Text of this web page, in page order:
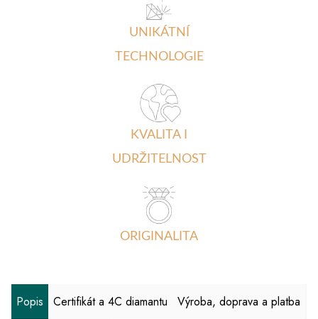
UNIKÁTNÍ
TECHNOLOGIE
KVALITA I
UDRŽITELNOST
ORIGINALITA
Popis Certifikát a 4C diamantu Výroba, doprava a platba